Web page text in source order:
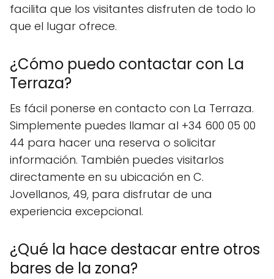
facilita que los visitantes disfruten de todo lo
que el lugar ofrece.
¿Cómo puedo contactar con La
Terraza?
Es fácil ponerse en contacto con La Terraza.
Simplemente puedes llamar al +34 600 05 00
44 para hacer una reserva o solicitar
información. También puedes visitarlos
directamente en su ubicación en C.
Jovellanos, 49, para disfrutar de una
experiencia excepcional.
¿Qué la hace destacar entre otros
bares de la zona?